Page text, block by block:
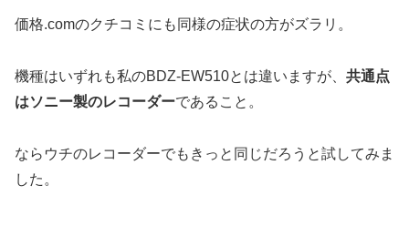
価格.comのクチコミにも同様の症状の方がズラリ。
機種はいずれも私のBDZ-EW510とは違いますが、 共通点
はソニー製のレコーダーであること。
ならウチのレコーダーでもきっと同じだろうと試してみま
した。